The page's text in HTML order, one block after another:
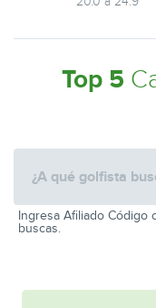
Top 5
Ingresa Afiliado Código
buscas.